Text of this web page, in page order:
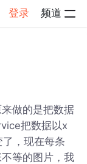
登录 频道
做的是把数据
把数据以x
，现在每条
等的图片，我